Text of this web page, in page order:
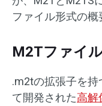
ファイル形式の概
M2Tファイ
.m2tの拡張子を持
て開発された高解